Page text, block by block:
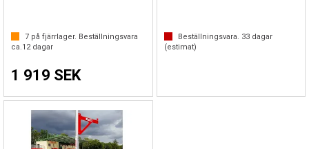
7 på fjärrlager. Beställningsvara
ca.12dagar
1 919 SEK
Beställningsvara. 33dagar
(estimat)